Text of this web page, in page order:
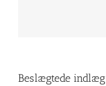
Beslægtede indlæg